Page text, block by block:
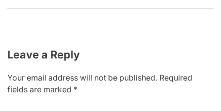
Leave a Reply
Your email address will not be published. Required
fields are marked *